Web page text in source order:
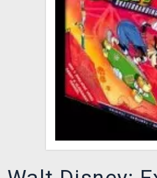
XZONE KLUB
TCG & BOARDGAME HUB
VÝKUP HER (BAZAR)